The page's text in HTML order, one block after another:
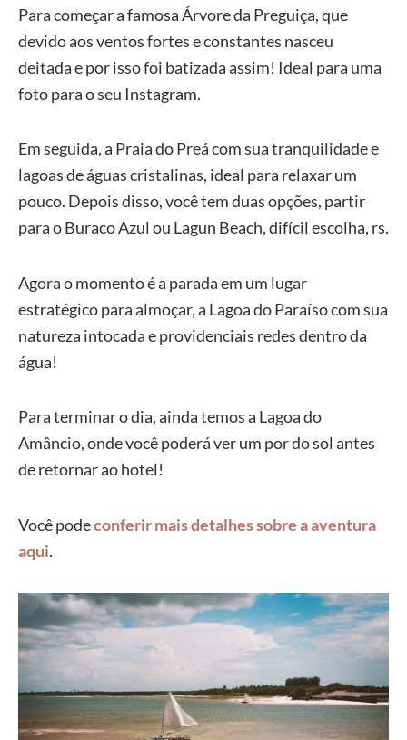
Para começar a famosa Árvore da Preguiça, que
devido aos ventos fortes e constantes nasceu
deitada e por isso foi batizada assim! Ideal para uma
foto para o seu Instagram.
Em seguida, a Praia do Preá com sua tranquilidade e
lagoas de águas cristalinas, ideal para relaxar um
pouco. Depois disso, você tem duas opções, partir
para o Buraco Azul ou Lagun Beach, difícil escolha, rs.
Agora o momento é a parada em um lugar
estratégico para almoçar, a Lagoa do Paraíso com sua
natureza intocada e providenciais redes dentro da
água!
Para terminar o dia, ainda temos a Lagoa do
Amâncio, onde você poderá ver um por do sol antes
de retornar ao hotel!
Você podeconferir mais detalhes sobre a aventura
aqui.